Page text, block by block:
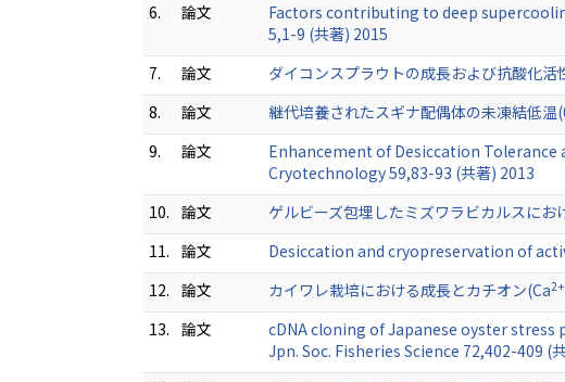
6.
論文 Factors contributing to deep
5,1-9 (共著) 2015
7.
論文
ダイコンスプラウトの成長および抗酸化
8.
論文
継代培養されたスギナ配偶体の未凍結低
9.
論文
Enhancement of Desiccation Tolerance
Cryotechnology 59,83-93 (共著) 2013
10. 論文
ゲルビーズ包埋したミズワラビカルスに
11. 論文
Desiccation and cryopreservation of
12. 論文 カイワレ栽培における成長とカチオン(Ca2+
13. 論文
cDNA cloning of Japanese oyster
Jpn. Soc. Fisheries Science 72,402-409 (